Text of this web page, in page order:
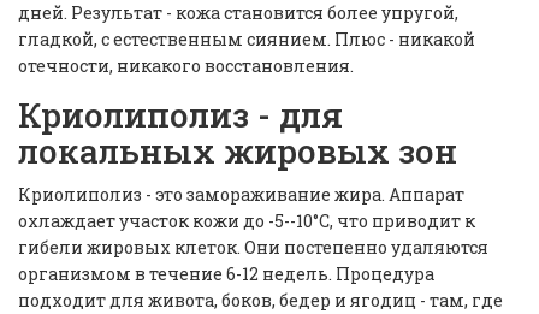
дней. Результат - кожа становится более упругой,
гладкой, с естественным сиянием. Плюс - никакой
отечности, никакого восстановления.
Криолиполиз - для
локальных жировых зон
Криолиполиз - это замораживание жира. Аппарат
охлаждает участок кожи до -5--10°C, что приводит к
гибели жировых клеток. Они постепенно удаляются
организмом в течение 6-12 недель. Процедура
подходит для живота, боков, бедер и ягодиц - там, где